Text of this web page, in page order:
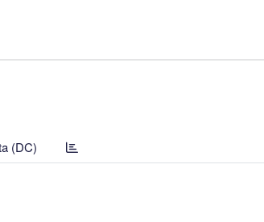
(DC)